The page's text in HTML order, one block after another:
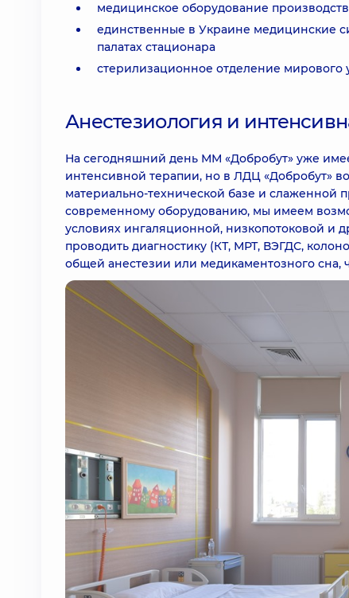
медицинское оборудование
единственные в Украине медицинские
палатах стационара
стерилизационное отделение мирового
Анестезиология и
На сегодняшний день ММ «Добробут» уже
интенсивной терапии, но в ЛДЦ «Добробут»
материально-технической базе и слаженной
современному оборудованию, мы имеем
условиях ингаляционной, низкопотоковой и
проводить диагностику (КТ, МРТ, ВЭГДС,
общей анестезии или медикаментозного сна,